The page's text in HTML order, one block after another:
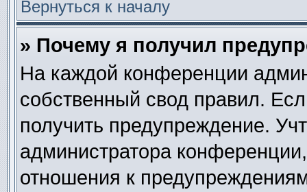
Вернуться к началу
» Почему я получил
На каждой конференции
собственный свод правил.
получить предупреждение.
администратора
отношения к